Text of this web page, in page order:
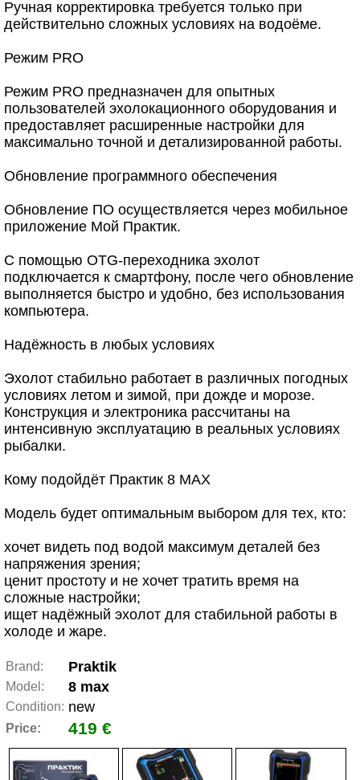
Ручная корректировка требуется только при
действительно сложных условиях на водоёме.
Режим PRO
Режим PRO предназначен для опытных
пользователей эхолокационного оборудования и
предоставляет расширенные настройки для
максимально точной и детализированной работы.
Обновление программного обеспечения
Обновление ПО осуществляется через мобильное
приложение Мой Практик.
С помощью OTG-переходника эхолот
подключается к смартфону, после чего обновление
выполняется быстро и удобно, без использования
компьютера.
Надёжность в любых условиях
Эхолот стабильно работает в различных погодных
условиях летом и зимой, при дожде и морозе.
Конструкция и электроника рассчитаны на
интенсивную эксплуатацию в реальных условиях
рыбалки.
Кому подойдёт Практик 8 MAX
Модель будет оптимальным выбором для тех, кто:
хочет видеть под водой максимум деталей без
напряжения зрения;
ценит простоту и не хочет тратить время на
сложные настройки;
ищет надёжный эхолот для стабильной работы в
холоде и жаре.
Brand: Praktik
Model: 8 max
Condition: new
Price: 419 €